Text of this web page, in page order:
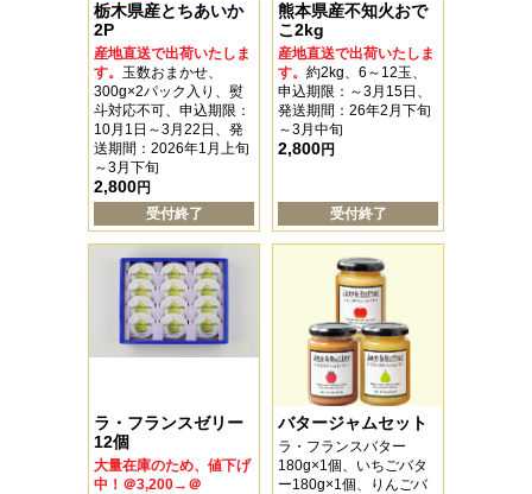
栃木県産とちあいか
2P
産地直送で出荷いたしま
す。 玉数おまかせ、
300g×2パック入り、熨
斗対応不可、申込期限：
10月1日～3月22日、発
送期間：2026年1月上旬
～3月下旬
2,800円
受付終了
熊本県産不知火おで
こ2kg
産地直送で出荷いたしま
す。 約2kg、6～12玉、
申込期限：～3月15日、
発送期間：26年2月下旬
～3月中旬
2,800円
受付終了
ラ・フランスゼリー
12個
大量在庫のため、値下げ
中！＠3,200→＠
バタージャムセット
ラ・フランスバター
180g×1個、いちごバタ
ー180g×1個、りんごバ